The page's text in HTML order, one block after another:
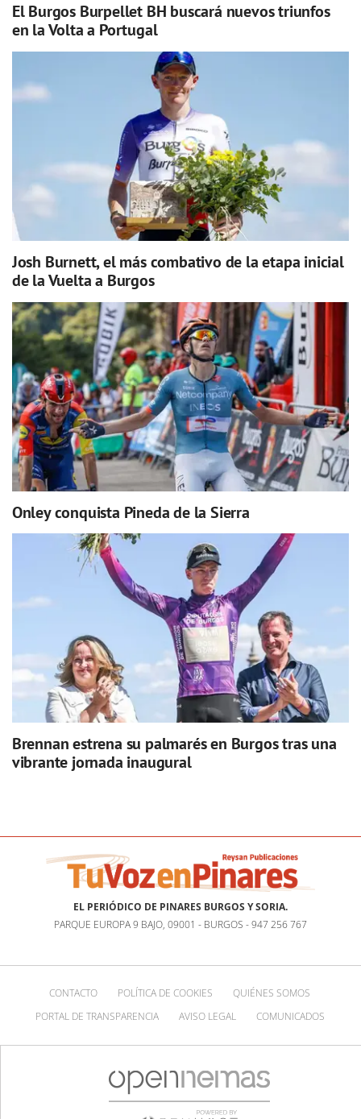
El Burgos Burpellet BH buscará nuevos triunfos
en la Volta a Portugal
Josh Burnett, el más combativo de la etapa inicial
de la Vuelta a Burgos
Onley conquista Pineda de la Sierra
Brennan estrena su palmarés en Burgos tras una
vibrante jornada inaugural
EL PERIÓDICO DE PINARES BURGOS Y SORIA.
PARQUE EUROPA 9 BAJO, 09001 - BURGOS - 947 256 767
CONTACTO POLÍTICA DE COOKIES
QUIÉNES SOMOS
PORTAL DE TRANSPARENCIA
AVISO LEGAL COMUNICADOS